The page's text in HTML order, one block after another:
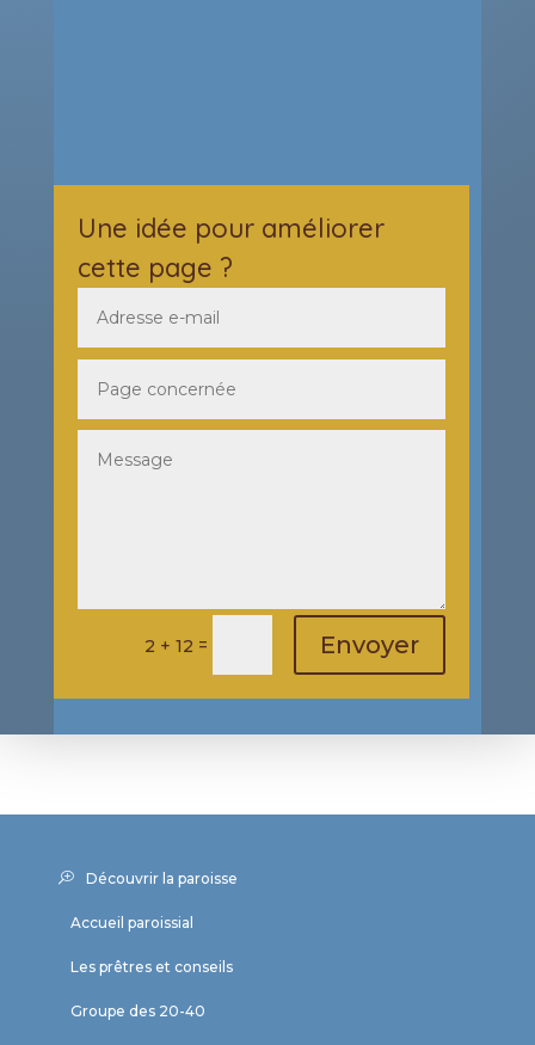
Une idée pour améliorer
cette page ?
2 + 12 = Envoyer
Découvrir la paroisse
Accueil paroissial
Les prêtres et conseils
Groupe des 20-40